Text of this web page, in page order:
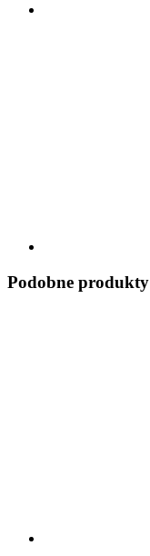
Podobne produkty